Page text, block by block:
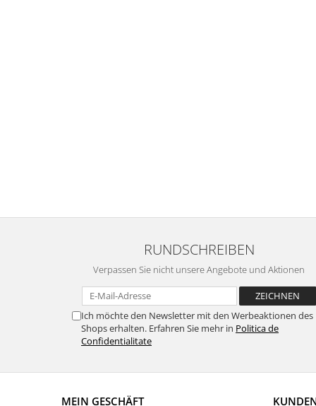
RUNDSCHREIBEN
Verpassen Sie nicht unsere Angebote und Aktionen
Ich möchte den Newsletter mit den Werbeaktionen des
Shops erhalten. Erfahren Sie mehr in Politica de
Confidentialitate
MEIN GESCHÄFT